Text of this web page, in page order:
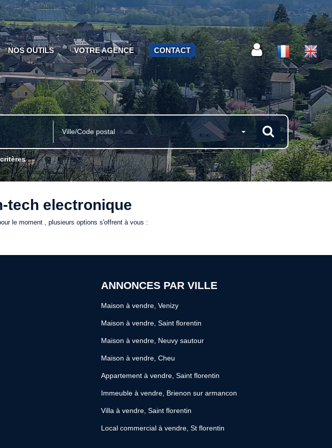
NOS OUTILS VOTRE AGENCE CONTACT
Ville/Code postal
tech electronique
le moment , plusieurs options s'offrent à vous :
ANNONCES PAR VILLE
Maison à vendre, Venizy
Maison à vendre, Saint florentin
Maison à vendre, Neuvy sautour
Maison à vendre, Cheu
Appartement à vendre, Saint florentin
Immeuble à vendre, Brienon sur armancon
Villa à vendre, Saint florentin
Local commercial à vendre, St florentin